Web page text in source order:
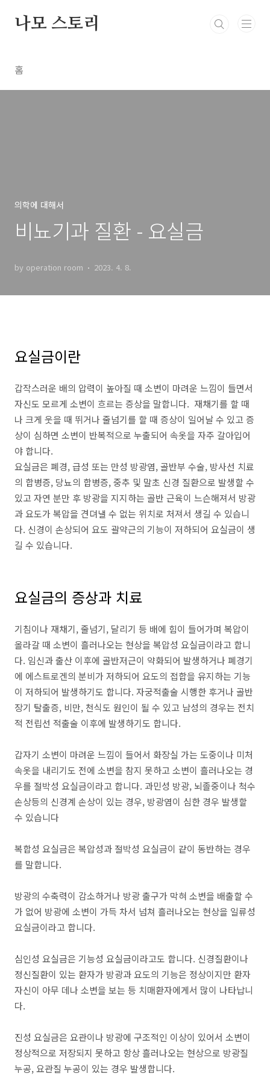
나모 스토리
홈
의학에 대해서
비뇨기과 질환 - 요실금
by operation room 2023. 4. 8.
요실금이란
갑작스러운 배의 압력이 높아질 때 소변이 마려운 느낌이 들면서
자신도 모르게 소변이 흐르는 증상을 말합니다. 재채기를 할 때
나 크게 웃을 때 뛰거나 줄넘기를 할 때 증상이 일어날 수 있고 증
상이 심하면 소변이 반복적으로 누출되어 속옷을 자주 갈아입어
야 합니다.
요실금은 폐경, 급성 또는 만성 방광염, 골반부 수술, 방사선 치료
의 합병증, 당뇨의 합병증, 중추 및 말초 신경 질환으로 발생할 수
있고 자연 분만 후 방광을 지지하는 골반 근육이 느슨해져서 방광
과 요도가 복압을 견뎌낼 수 없는 위치로 처져서 생길 수 있습니
다. 신경이 손상되어 요도 괄약근의 기능이 저하되어 요실금이 생
길 수 있습니다.
요실금의 증상과 치료
기침이나 재채기, 줄넘기, 달리기 등 배에 힘이 들어가며 복압이
올라갈 때 소변이 흘러나오는 현상을 복압성 요실금이라고 합니
다. 임신과 출산 이후에 골반저근이 약화되어 발생하거나 폐경기
에 에스트로겐의 분비가 저하되어 요도의 접합을 유지하는 기능
이 저하되어 발생하기도 합니다. 자궁적출술 시행한 후거나 골반
장기 탈출증, 비만, 천식도 원인이 될 수 있고 남성의 경우는 전치
적 전립선 적출술 이후에 발생하기도 합니다.
갑자기 소변이 마려운 느낌이 들어서 화장실 가는 도중이나 미처
속옷을 내리기도 전에 소변을 참지 못하고 소변이 흘러나오는 경
우를 절박성 요실금이라고 합니다. 과민성 방광, 뇌졸중이나 척수
손상등의 신경계 손상이 있는 경우, 방광염이 심한 경우 발생할
수 있습니다
복합성 요실금은 복압성과 절박성 요실금이 같이 동반하는 경우
를 말합니다.
방광의 수축력이 감소하거나 방광 출구가 막혀 소변을 배출할 수
가 없어 방광에 소변이 가득 차서 넘쳐 흘러나오는 현상을 일류성
요실금이라고 합니다.
심인성 요실금은 기능성 요실금이라고도 합니다. 신경질환이나
정신질환이 있는 환자가 방광과 요도의 기능은 정상이지만 환자
자신이 아무 데나 소변을 보는 등 치매환자에게서 많이 나타납니
다.
진성 요실금은 요관이나 방광에 구조적인 이상이 있어서 소변이
정상적으로 저장되지 못하고 항상 흘러나오는 현상으로 방광질
누공, 요관질 누공이 있는 경우 발생합니다.